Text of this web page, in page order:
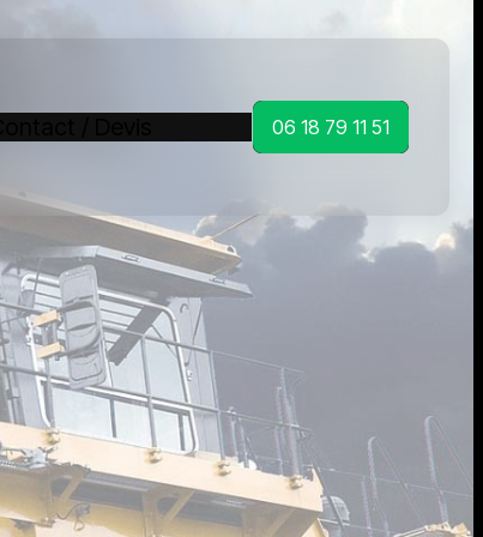
06 18 79 11 51